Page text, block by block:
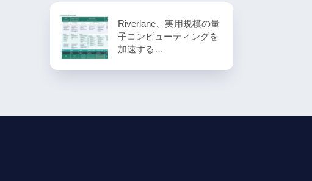
Riverlane、実用規模の量
子コンピューティングを
加速する…